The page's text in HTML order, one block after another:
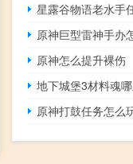
星露谷物语老水手
原神巨型雷神手办
原神怎么提升裸伤
地下城堡3材料魂
原神打鼓任务怎么